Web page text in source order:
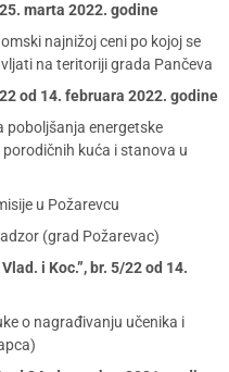
marta 2022. godine
najnižoj ceni po kojoj se
na teritoriji grada Pančeva
od 14. februara 2022. godine
poboljšanja energetske
kuća i stanova u
u Požarevcu
(grad Požarevac)
i Koc.”, br. 5/22 od 14.
o nagrađivanju učenika i